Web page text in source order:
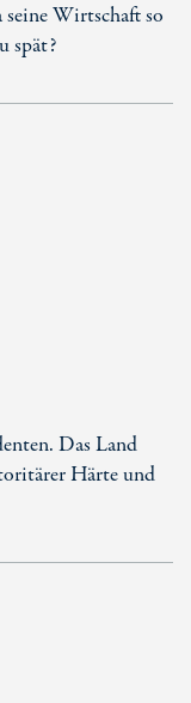
Wirtschaft so
spät?
Das Land
Härte und